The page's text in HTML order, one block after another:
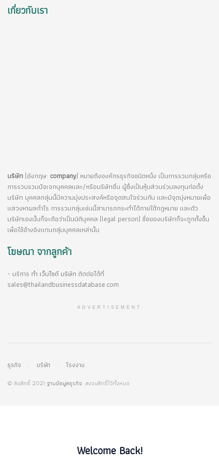
เกี่ยวกับเรา
บริษัท (อังกฤษ: company) หมายถึงองค์กรธุรกิจชนิดหนึ่ง เป็นการรวมกลุ่มหรือ
การรวบรวมปัจเจกบุคคลและ/หรือบริษัทอื่น ผู้ซึ่งเป็นหุ้นส่วนร่วมลงทุนก่อตั้ง
บริษัท บุคคลกลุ่มนี้มีความมุ่งประสงค์หรือจุดสนใจร่วมกัน และมีจุดมุ่งหมายเพื่อ
แสวงหาผลกำไร การรวมกลุ่มเช่นนี้สามารถกระทำได้ภายใต้กฎหมาย และตัว
บริษัทเองนั้นก็จะถือว่าเป็นนิติบุคคล (legal person) ชื่อของบริษัทก็จะถูกตั้งขึ้น
เพื่อใช้อ้างอิงแทนกลุ่มบุคคลเหล่านั้น
โฆษณา จากลูกค้า
- บริการ ทำ เว็บไซต์ บริษัท ติดต่อได้ที่
sales@thailandbusinessdatabase.com
ADVERTISEMENT
ธุรกิจ บริษัท โรงงาน
© ลิขสิทธิ์ 2021 ฐานข้อมูลธุรกิจ. สงวนสิทธิ์ไว้ทั้งหมด
Welcome Back!